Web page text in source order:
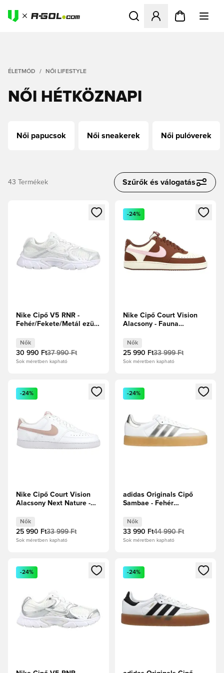
Megnyit egy modált a
ÉLETMÓD NŐI LIFESTYLE
NŐI HÉTKÖZNAPI
Női papucsok Női sneakerek Női pulóverek
43 Termékek Szűrők és válogatás
Megnyit egy modált a bejelentkezéshez vagy a tagként
Nike Cipő V5 RNR -
Fehér/Fekete/Metál ezüst
Nők
30 990 Ft37 990 Ft
Sok méretben kapható
Megnyit egy modált a
-24%
Nike Cipő Court Vision
Alacsony - Fauna
Női
Nők
25 990 Ft33 999 Ft
Sok méretben kapható
Megnyit egy modált a bejelentkezéshez vagy a tagként
-24%
Nike Cipő Court Vision
Alacsony Next Nature -
Női
Nők
25 990 Ft33 999 Ft
Sok méretben kapható
Megnyit egy modált a
-24%
adidas Originals Cipő
Sambae - Fehér
Nők
33 990 Ft44 990 Ft
Sok méretben kapható
Megnyit egy modált a bejelentkezéshez vagy a tagként
-24%
Megnyit egy modált a
-24%